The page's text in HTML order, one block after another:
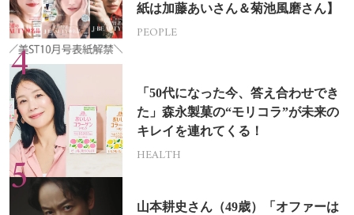
紙は加藤あいさん＆菊池風磨さん】
PEOPLE
「50代になった今、答え合わせでき
た」森永製菓の“モリコラ”が未来の
キレイを連れてくる！
HEALTH
山本耕史さん（49歳）「オファーは